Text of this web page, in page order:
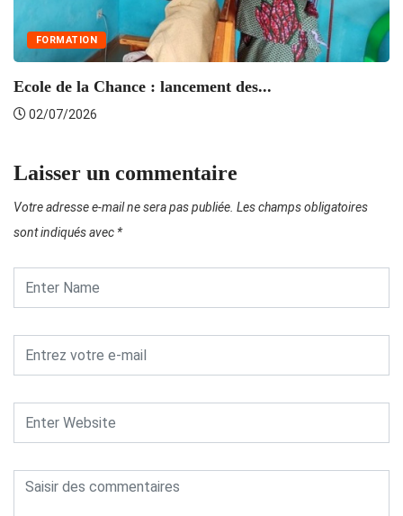
FORMATION
Ecole de la Chance : lancement des...
02/07/2026
Laisser un commentaire
Votre adresse e-mail ne sera pas publiée. Les champs obligatoires
sont indiqués avec *